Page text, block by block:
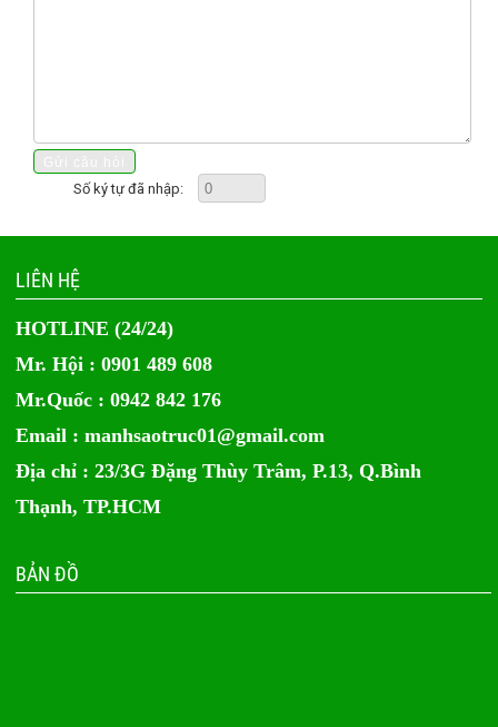
Số ký tự đã nhập:
LIÊN HỆ
HOTLINE (24/24)
Mr. Hội : 0901 489 608
Mr.Quốc : 0942 842 176
Email :manhsaotruc01@gmail.com
Địa chỉ : 23/3G Đặng Thùy Trâm, P.13, Q.Bình
Thạnh, TP.HCM
BẢN ĐỒ